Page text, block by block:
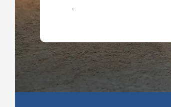
Descarga el folleto de